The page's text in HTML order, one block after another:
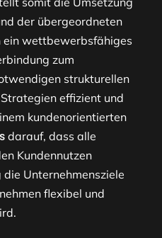
der übergeordneten
ein wettbewerbsfähiges
zum
strukturellen
effizient und
kundenorientierten
darauf, dass alle
Kundennutzen
Unternehmensziele
flexibel und